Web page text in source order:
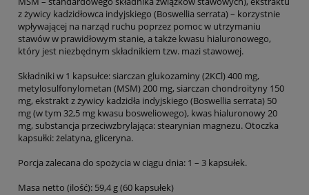
z żywicy kadzidłowca indyjskiego (Boswellia serrata) – korzystnie
wpływającej na narząd ruchu poprzez pomoc w utrzymaniu
stawów w prawidłowym stanie, a także kwasu hialuronowego,
który jest niezbędnym składnikiem tzw. mazi stawowej.
Składniki w 1 kapsułce: siarczan glukozaminy (2KCl) 400 mg,
metylosulfonylometan (MSM) 200 mg, siarczan chondroityny 150
mg, ekstrakt z żywicy kadzidła indyjskiego (Boswellia serrata) 50
mg (w tym 32,5 mg kwasu bosweliowego), kwas hialuronowy 20
mg, substancja przeciwzbrylająca: stearynian magnezu. Otoczka
kapsułki: żelatyna, gliceryna.
Porcja zalecana do spożycia w ciągu dnia: 1 – 3 kapsułek.
Masa netto (ilość): 59,4 g (60 kapsułek)